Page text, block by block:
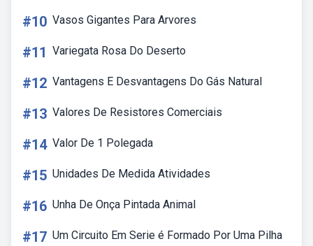
#10 Vasos Gigantes Para Arvores
#11 Variegata Rosa Do Deserto
#12 Vantagens E Desvantagens Do Gás Natural
#13 Valores De Resistores Comerciais
#14 Valor De 1 Polegada
#15 Unidades De Medida Atividades
#16 Unha De Onça Pintada Animal
#17 Um Circuito Em Serie é Formado Por Uma Pilha